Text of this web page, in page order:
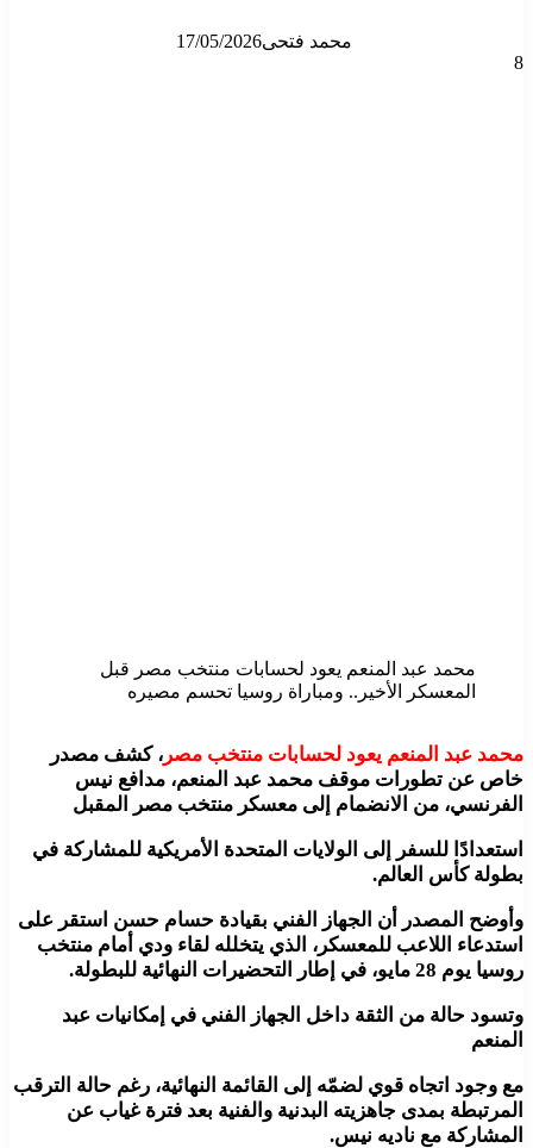
محمد فتحى17/05/2026
8
محمد عبد المنعم يعود لحسابات منتخب مصر قبل
المعسكر الأخير.. ومباراة روسيا تحسم مصيره
محمد عبد المنعم يعود لحسابات منتخب مصر ، كشف مصدر
خاص عن تطورات موقف محمد عبد المنعم، مدافع نيس
الفرنسي، من الانضمام إلى معسكر منتخب مصر المقبل
استعدادًا للسفر إلى الولايات المتحدة الأمريكية للمشاركة في
بطولة كأس العالم.
وأوضح المصدر أن الجهاز الفني بقيادة حسام حسن استقر على
استدعاء اللاعب للمعسكر، الذي يتخلله لقاء ودي أمام منتخب
روسيا يوم 28 مايو، في إطار التحضيرات النهائية للبطولة.
وتسود حالة من الثقة داخل الجهاز الفني في إمكانيات عبد
المنعم
مع وجود اتجاه قوي لضمّه إلى القائمة النهائية، رغم حالة الترقب
المرتبطة بمدى جاهزيته البدنية والفنية بعد فترة غياب عن
المشاركة مع ناديه نيس.